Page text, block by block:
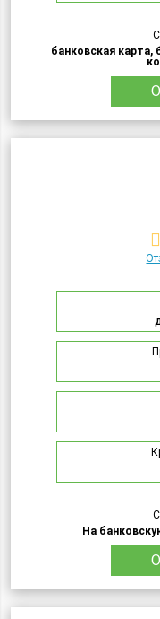
банковская карта,
На